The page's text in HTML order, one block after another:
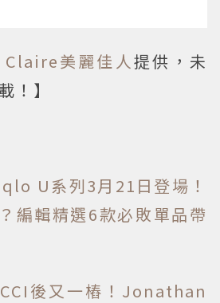
Claire美麗佳人提供，未
！】
U系列3月21日登場！
編輯精選6款必敗單品帶
後又一樁！Jonathan